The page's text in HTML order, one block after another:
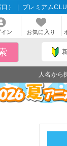
） プレミアム
イン お気に入り
人名から